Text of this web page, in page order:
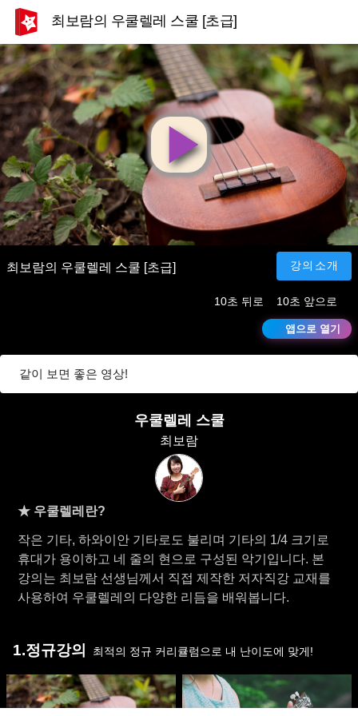
최보람의 우쿨렐레 스쿨 [초급]
영
상
재
생
최보람의 우쿨렐레 스쿨 [초급] 강의소개
10초 뒤로 10초 앞으로
앱으로 열기
같이 보면 좋은 영상!
우쿨렐레 스쿨
최보람
★ 우쿨렐레란?
작은 기타, 하와이안 기타로도 불리며 기타의 1/4 크기로
휴대가 용이하고 네 줄의 현으로 구성된 악기입니다. 본
강의는 최보람 선생님께서 직접 제작한 저자직강 교재를
사용하여 우쿨렐레의 다양한 리듬을 배워봅니다.
1.정규강의 최적의 정규 커리큘럼으로 내 난이도에 맞게!